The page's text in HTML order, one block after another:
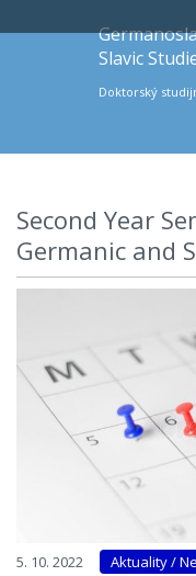
Slavic
Doktorský
Second Year
Germanic and
5. 10. 2022 Aktuality /